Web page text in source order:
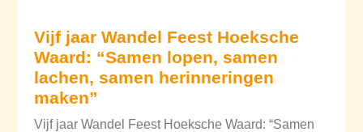
Vijf jaar Wandel Feest Hoeksche
Waard: “Samen lopen, samen
lachen, samen herinneringen
maken”
Vijf jaar Wandel Feest Hoeksche Waard: “Samen